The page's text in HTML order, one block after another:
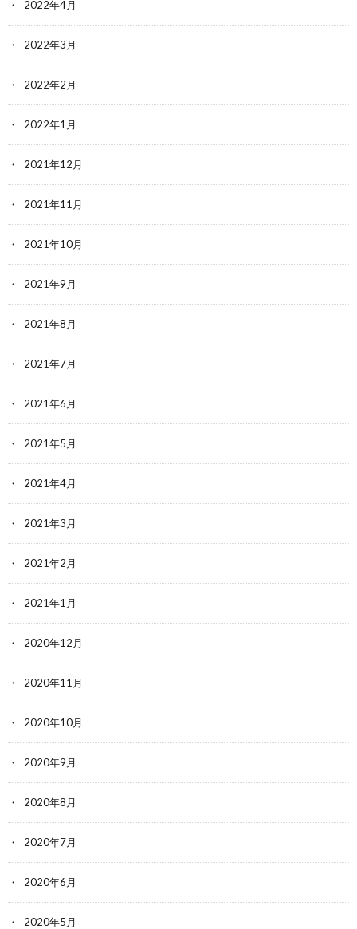
2022年4月
2022年3月
2022年2月
2022年1月
2021年12月
2021年11月
2021年10月
2021年9月
2021年8月
2021年7月
2021年6月
2021年5月
2021年4月
2021年3月
2021年2月
2021年1月
2020年12月
2020年11月
2020年10月
2020年9月
2020年8月
2020年7月
2020年6月
2020年5月